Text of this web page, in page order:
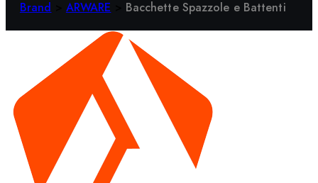
Brand ARWARE Bacchette Spazzole e Battenti